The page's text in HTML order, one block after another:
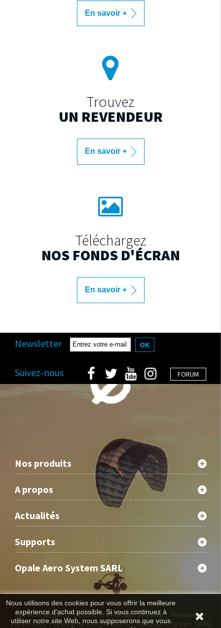
En savoir +
Trouvez
UN REVENDEUR
En savoir +
Téléchargez
NOS FONDS D'ÉCRAN
En savoir +
Newsletter OK
FORUM
Suivez-nous
Nos produits
A propos
Actualités
Supports
Opale Aero System SARL
Nous utilisons des cookies pour vous offrir la meilleure
expérience d'achat possible. Si vous continuez à
utiliser notre site Web, nous supposerons que vous
Mentions légales|Conditions générales de vente| Paiement et
expédition|Politique de confidentialité| Opale Aero System SARL